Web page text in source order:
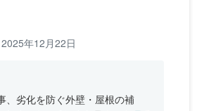
年12月22日
、劣化を防ぐ外壁・屋根の補